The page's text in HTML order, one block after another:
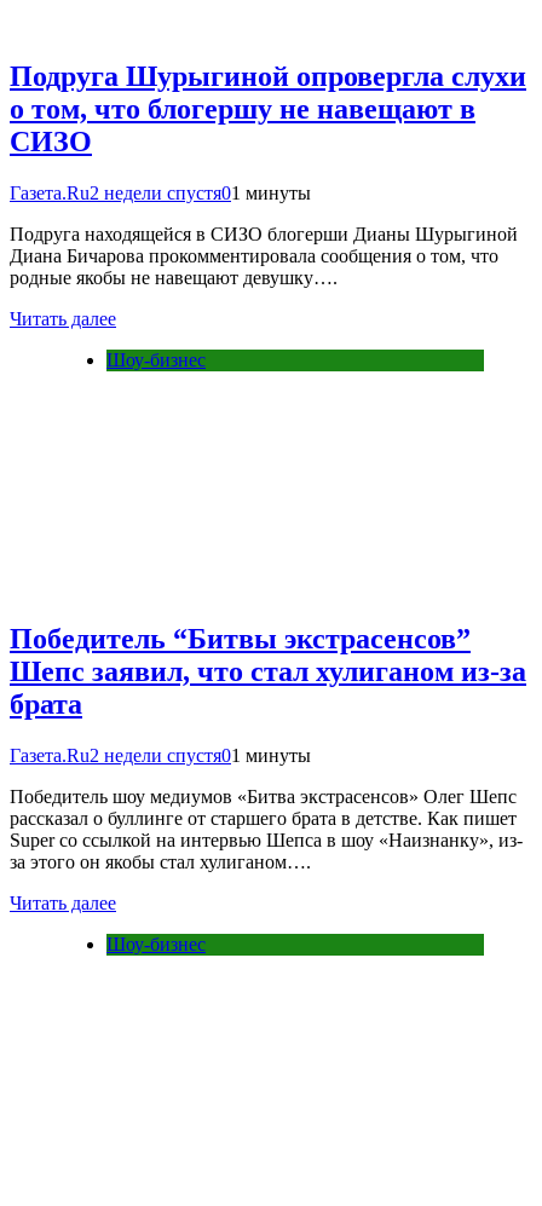
Подруга Шурыгиной опровергла слухи
о том, что блогершу не навещают в
СИЗО
Газета.Ru2 недели спустя01 минуты
Подруга находящейся в СИЗО блогерши Дианы Шурыгиной
Диана Бичарова прокомментировала сообщения о том, что
родные якобы не навещают девушку….
Читать далее
Шоу-бизнес
Победитель “Битвы экстрасенсов”
Шепс заявил, что стал хулиганом из-за
брата
Газета.Ru2 недели спустя01 минуты
Победитель шоу медиумов «Битва экстрасенсов» Олег Шепс
рассказал о буллинге от старшего брата в детстве. Как пишет
Super со ссылкой на интервью Шепса в шоу «Наизнанку», из-
за этого он якобы стал хулиганом….
Читать далее
Шоу-бизнес